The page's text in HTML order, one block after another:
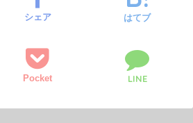
シェア はてブ
Pocket LINE